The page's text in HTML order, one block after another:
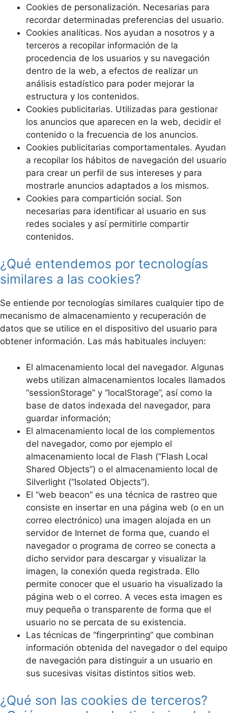
Cookies de personalización. Necesarias para
recordar determinadas preferencias del usuario.
Cookies analíticas. Nos ayudan a nosotros y a
terceros a recopilar información de la
procedencia de los usuarios y su navegación
dentro de la web, a efectos de realizar un
análisis estadístico para poder mejorar la
estructura y los contenidos.
Cookies publicitarias. Utilizadas para gestionar
los anuncios que aparecen en la web, decidir el
contenido o la frecuencia de los anuncios.
Cookies publicitarias comportamentales. Ayudan
a recopilar los hábitos de navegación del usuario
para crear un perfil de sus intereses y para
mostrarle anuncios adaptados a los mismos.
Cookies para compartición social. Son
necesarias para identificar al usuario en sus
redes sociales y así permitirle compartir
contenidos.
¿Qué entendemos por tecnologías
similares a las cookies?
Se entiende por tecnologías similares cualquier tipo de
mecanismo de almacenamiento y recuperación de
datos que se utilice en el dispositivo del usuario para
obtener información. Las más habituales incluyen:
El almacenamiento local del navegador. Algunas
webs utilizan almacenamientos locales llamados
“sessionStorage” y “localStorage”, así como la
base de datos indexada del navegador, para
guardar información;
El almacenamiento local de los complementos
del navegador, como por ejemplo el
almacenamiento local de Flash (“Flash Local
Shared Objects”) o el almacenamiento local de
Silverlight (“Isolated Objects”).
El “web beacon” es una técnica de rastreo que
consiste en insertar en una página web (o en un
correo electrónico) una imagen alojada en un
servidor de Internet de forma que, cuando el
navegador o programa de correo se conecta a
dicho servidor para descargar y visualizar la
imagen, la conexión queda registrada. Ello
permite conocer que el usuario ha visualizado la
página web o el correo. A veces esta imagen es
muy pequeña o transparente de forma que el
usuario no se percata de su existencia.
Las técnicas de “fingerprinting” que combinan
información obtenida del navegador o del equipo
de navegación para distinguir a un usuario en
sus sucesivas visitas distintos sitios web.
¿Qué son las cookies de terceros?